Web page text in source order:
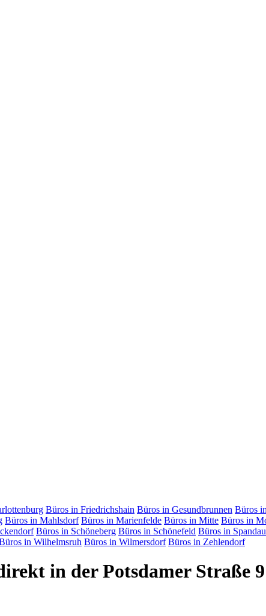
Büros in Friedrichshain Büros in Gesundbrunnen Büros
Büros in Mahlsdorf Büros in Marienfelde Büros in Mitte Büros in
Büros in Schöneberg Büros in Schönefeld Büros in Spandau
in Wilhelmsruh Büros in Wilmersdorf Büros in Zehlendorf
in der Potsdamer Straße